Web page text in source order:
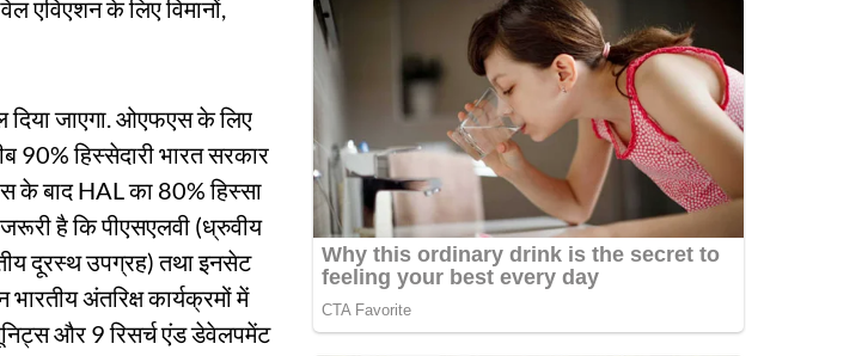
एविएशन के लिए विमानों,
दिया जाएगा. ओएफएस के लिए
90% हिस्सेदारी भारत सरकार
के बाद HAL का 80% हिस्सा
है कि पीएसएलवी (ध्रुवीय
दूरस्थ उपग्रह) तथा इनसेट
अंतरिक्ष कार्यक्रमों में
और 9 रिसर्च एंड डेवेलपमेंट